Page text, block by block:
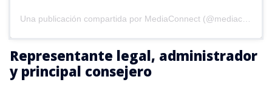
Una publicación compartida por MediaConnect (@mediaconnect_ok)
Representante legal, administrador
y principal consejero